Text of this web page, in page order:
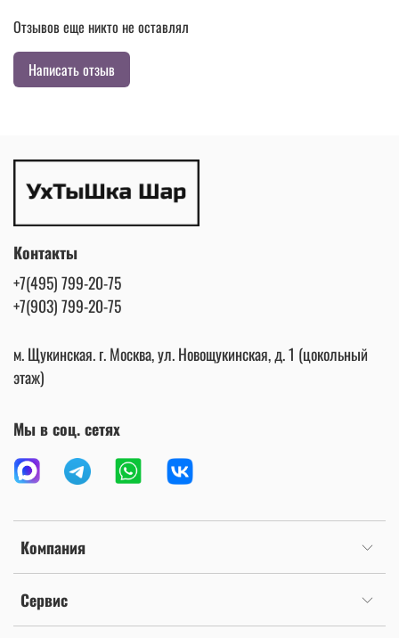
Отзывов еще никто не оставлял
Написать отзыв
Компания
Сервис
Контакты
+7(495) 799-20-75
+7(903) 799-20-75
м. Щукинская. г. Москва, ул. Новощукинская, д. 1 (цокольный
этаж)
Мы в соц. сетях